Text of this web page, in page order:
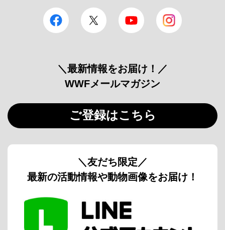
facebook Twitter YouTube
＼最新情報をお届け！／
WWFメールマガジン
ご登録はこちら
＼友だち限定／
最新の活動情報や動物画像をお届け！